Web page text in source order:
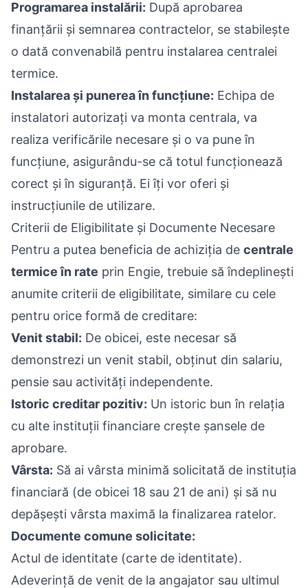
Programarea instalării: După aprobarea
finanțării și semnarea contractelor, se stabilește
o dată convenabilă pentru instalarea centralei
termice.
Instalarea și punerea în funcțiune: Echipa de
instalatori autorizați va monta centrala, va
realiza verificările necesare și o va pune în
funcțiune, asigurându-se că totul funcționează
corect și în siguranță. Ei îți vor oferi și
instrucțiunile de utilizare.
Criterii de Eligibilitate și Documente Necesare
Pentru a putea beneficia de achiziția de centrale
termice în rate prin Engie, trebuie să îndeplinești
anumite criterii de eligibilitate, similare cu cele
pentru orice formă de creditare:
Venit stabil: De obicei, este necesar să
demonstrezi un venit stabil, obținut din salariu,
pensie sau activități independente.
Istoric creditar pozitiv: Un istoric bun în relația
cu alte instituții financiare crește șansele de
aprobare.
Vârsta: Să ai vârsta minimă solicitată de instituția
financiară (de obicei 18 sau 21 de ani) și să nu
depășești vârsta maximă la finalizarea ratelor.
Documente comune solicitate:
Actul de identitate (carte de identitate).
Adeverință de venit de la angajator sau ultimul